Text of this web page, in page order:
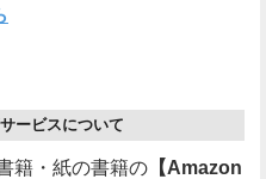
ービスについて
籍・紙の書籍の【Amazon